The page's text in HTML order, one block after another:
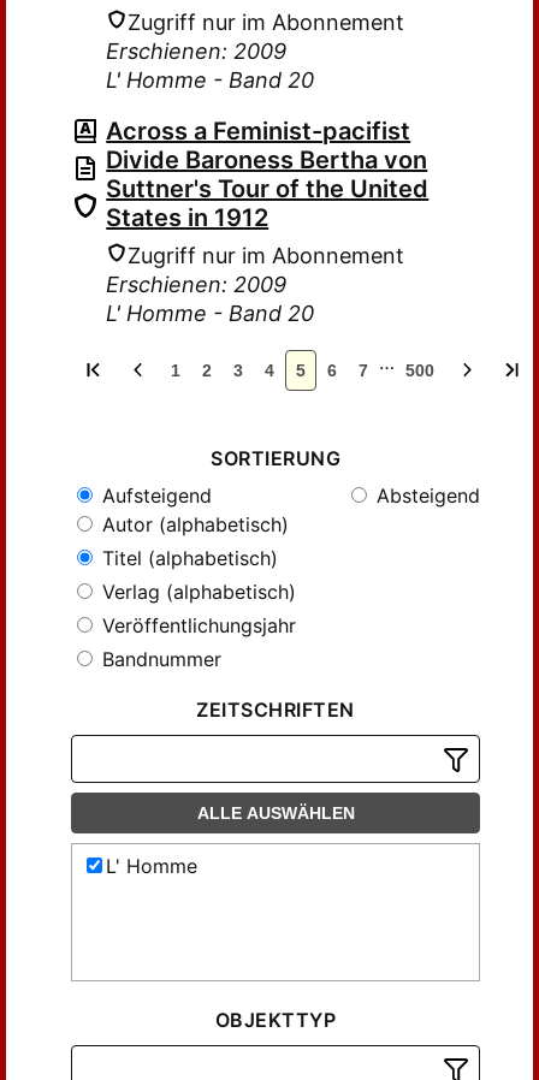
Zugriff nur im Abonnement
Erschienen: 2009
L' Homme - Band 20
Across a Feminist-pacifist
Divide Baroness Bertha von
Suttner's Tour of the United
States in 1912
Zugriff nur im Abonnement
Erschienen: 2009
L' Homme - Band 20
1 2 3 4 5 6 7 … 500
SORTIERUNG
Aufsteigend
Absteigend
Autor (alphabetisch)
Titel (alphabetisch)
Verlag (alphabetisch)
Veröffentlichungsjahr
Bandnummer
ZEITSCHRIFTEN
ALLE AUSWÄHLEN
L' Homme
OBJEKTTYP